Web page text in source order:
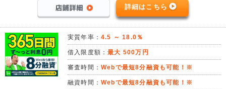
詳細はこちら
実質年率： 4.5 ～ 18.0％
借入限度額：最大 500万円
審査時間： Webで最短8分融資も可能！※
融資時間： Webで最短8分融資も可能！※